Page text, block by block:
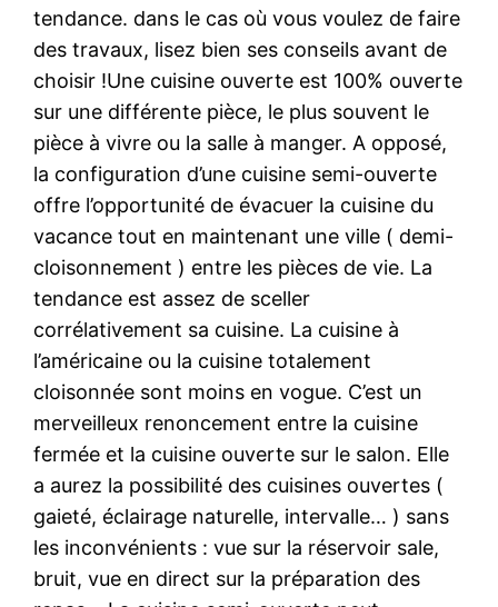
tendance. dans le cas où vous voulez de faire
des travaux, lisez bien ses conseils avant de
choisir !Une cuisine ouverte est 100% ouverte
sur une différente pièce, le plus souvent le
pièce à vivre ou la salle à manger. A opposé,
la configuration d’une cuisine semi-ouverte
offre l’opportunité de évacuer la cuisine du
vacance tout en maintenant une ville ( demi-
cloisonnement ) entre les pièces de vie. La
tendance est assez de sceller
corrélativement sa cuisine. La cuisine à
l’américaine ou la cuisine totalement
cloisonnée sont moins en vogue. C’est un
merveilleux renoncement entre la cuisine
fermée et la cuisine ouverte sur le salon. Elle
a aurez la possibilité des cuisines ouvertes (
gaieté, éclairage naturelle, intervalle… ) sans
les inconvénients : vue sur la réservoir sale,
bruit, vue en direct sur la préparation des